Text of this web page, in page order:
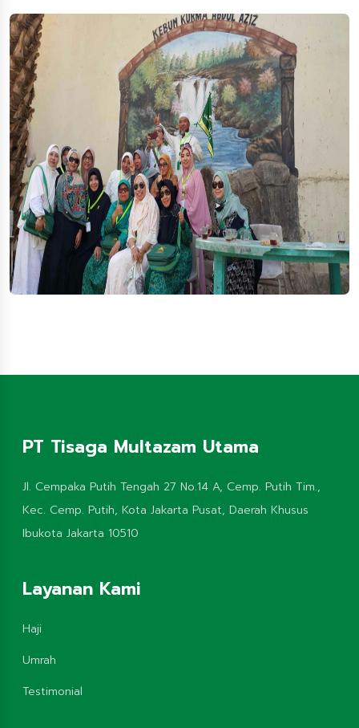
PT Tisaga Multazam Utama
Jl. Cempaka Putih Tengah 27 No.14 A, Cemp. Putih Tim.,
Kec. Cemp. Putih, Kota Jakarta Pusat, Daerah Khusus
Ibukota Jakarta 10510
Layanan Kami
Haji
Umrah
Testimonial